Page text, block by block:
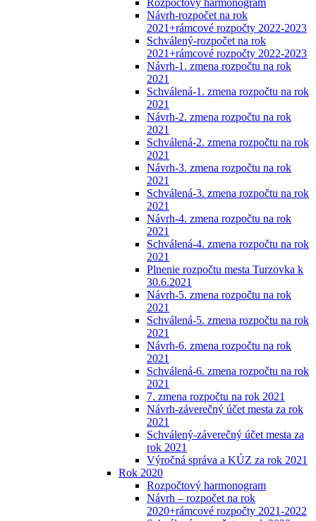
Rozpočtový harmonogram
Návrh-rozpočet na rok
2021+rámcové rozpočty 2022-2023
Schválený-rozpočet na rok
2021+rámcové rozpočty 2022-2023
Návrh-1. zmena rozpočtu na rok
2021
Schválená-1. zmena rozpočtu na rok
2021
Návrh-2. zmena rozpočtu na rok
2021
Schválená-2. zmena rozpočtu na rok
2021
Návrh-3. zmena rozpočtu na rok
2021
Schválená-3. zmena rozpočtu na rok
2021
Návrh-4. zmena rozpočtu na rok
2021
Schválená-4. zmena rozpočtu na rok
2021
Plnenie rozpočtu mesta Turzovka k
30.6.2021
Návrh-5. zmena rozpočtu na rok
2021
Schválená-5. zmena rozpočtu na rok
2021
Návrh-6. zmena rozpočtu na rok
2021
Schválená-6. zmena rozpočtu na rok
2021
7. zmena rozpočtu na rok 2021
Návrh-záverečný účet mesta za rok
2021
Schválený-záverečný účet mesta za
rok 2021
Výročná správa a KÚZ za rok 2021
Rok 2020
Rozpočtový harmonogram
Návrh – rozpočet na rok
2020+rámcové rozpočty 2021-2022